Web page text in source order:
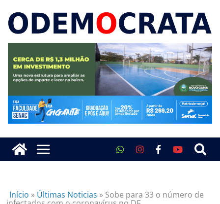
Início » Últimas Noticias » Sobe para 33 o número de